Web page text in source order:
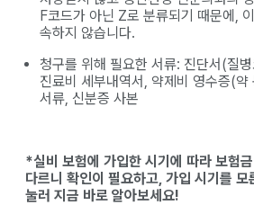
F코드가 아닌 Z로 분류되기 때문에,
속하지 않습니다.
청구를 위해 필요한 서류: 진단서(질
진료비 세부내역서, 약제비 영수증(
서류, 신분증 사본
*실비 보험에 가입한 시기에 따라 보험
다르니 확인이 필요하고, 가입 시기를 모
눌러 지금 바로 알아보세요!